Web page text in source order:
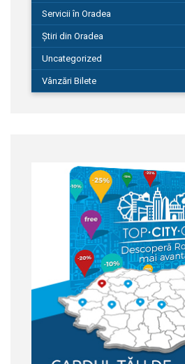
Servicii în Oradea
Știri din Oradea
Uncategorized
Vânzări Bilete